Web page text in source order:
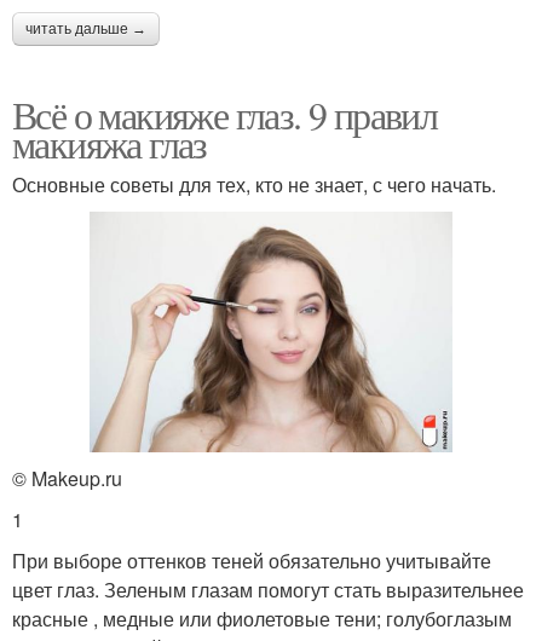
читать дальше →
Всё о макияже глаз. 9 правил
макияжа глаз
Основные советы для тех, кто не знает, с чего начать.
© Makeup.ru
1
При выборе оттенков теней обязательно учитывайте
цвет глаз. Зеленым глазам помогут стать выразительнее
красные , медные или фиолетовые тени; голубоглазым